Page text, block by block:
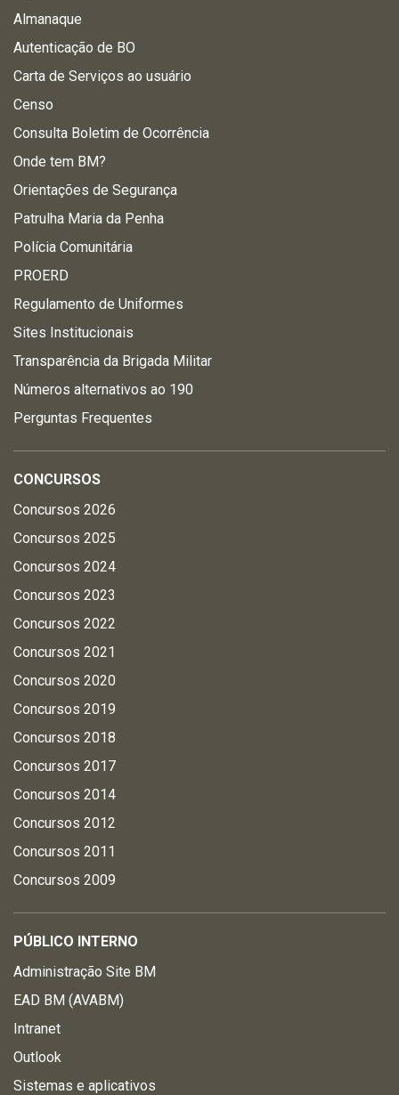
Almanaque
Autenticação de BO
Carta de Serviços ao usuário
Censo
Consulta Boletim de Ocorrência
Onde tem BM?
Orientações de Segurança
Patrulha Maria da Penha
Polícia Comunitária
PROERD
Regulamento de Uniformes
Sites Institucionais
Transparência da Brigada Militar
Números alternativos ao 190
Perguntas Frequentes
CONCURSOS
Concursos 2026
Concursos 2025
Concursos 2024
Concursos 2023
Concursos 2022
Concursos 2021
Concursos 2020
Concursos 2019
Concursos 2018
Concursos 2017
Concursos 2014
Concursos 2012
Concursos 2011
Concursos 2009
PÚBLICO INTERNO
Administração Site BM
EAD BM (AVABM)
Intranet
Outlook
Sistemas e aplicativos